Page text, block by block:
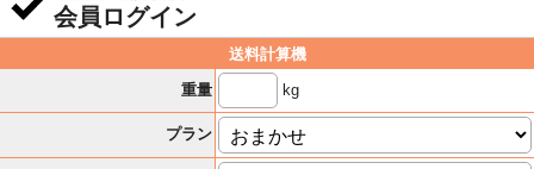
会員ログイン
送料計算機
重量
kg
プラン